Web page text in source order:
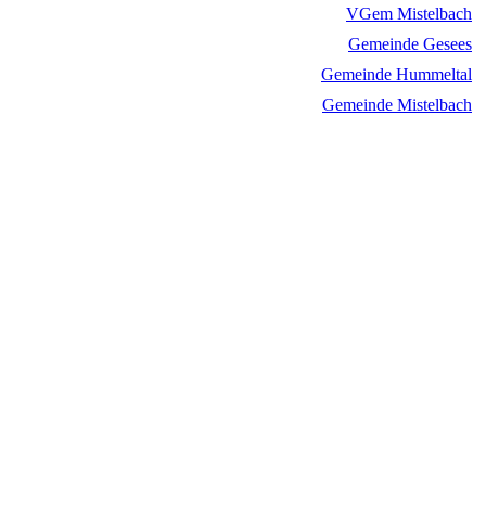
VGem Mistelbach
Gemeinde Gesees
Gemeinde Hummeltal
Gemeinde Mistelbach